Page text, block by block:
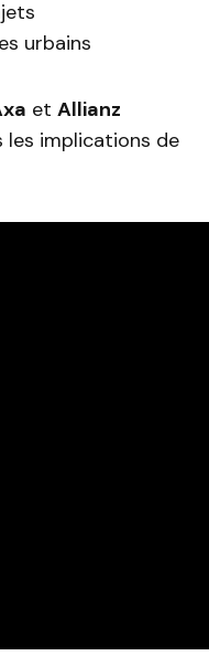
urbains
et Allianz
les implications de